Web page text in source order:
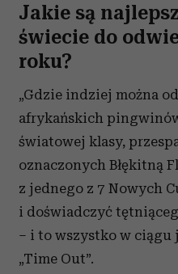
Jakie są
świecie do
roku?
„Gdzie indziej można
afrykańskich
światowej klasy,
oznaczonych Błękitną
z jednego z 7 Nowych
i doświadczyć
– i to wszystko w ciągu
„Time Out”.